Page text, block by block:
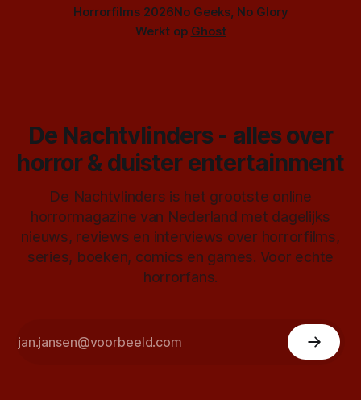
Horrorfilms 2026No Geeks, No Glory
Werkt op Ghost
De Nachtvlinders - alles over
horror & duister entertainment
De Nachtvlinders is het grootste online
horrormagazine van Nederland met dagelijks
nieuws, reviews en interviews over horrorfilms,
series, boeken, comics en games. Voor echte
horrorfans.